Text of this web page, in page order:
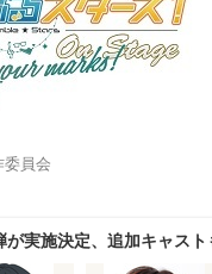
員会
実施決定、追加キャスト